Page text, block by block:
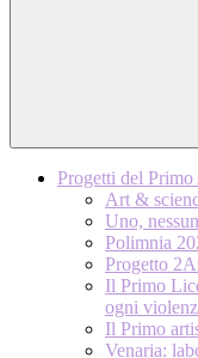
Progetti del
Art &
Uno,
Polimnia
Progetto
Il Primo
ogni
Il Primo
Venaria: